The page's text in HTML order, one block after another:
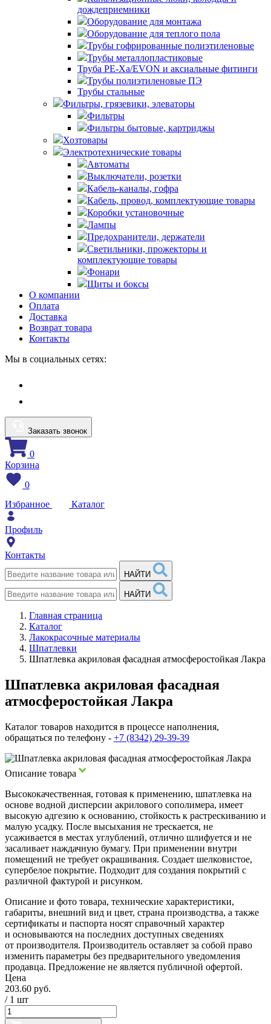
дождеприемники
Оборудование для монтажа
Оборудование для теплого пола
Трубы гофрированные полиэтиленовые
Трубы металлопластиковые
Труба PE-Xa/EVON и аксиальные фитинги
Трубы полиэтиленовые ПЭ
Трубы стальные
Фильтры, грязевики, элеваторы
Фильтры
Фильтры бытовые, картриджы
Хозтовары
Электротехнические товары
Автоматы
Выключатели, розетки
Кабель-каналы, гофра
Кабель, провод, комплектующие товары
Коробки установочные
Лампы
Предохранители, держатели
Светильники, прожекторы и
комплектующие товары
Фонари
Щиты и боксы
О компании
Оплата
Доставка
Возврат товара
Контакты
Мы в социальных сетях:
Заказать звонок
0
Корзина
0
Избранное
Каталог
Профиль
Контакты
НАЙТИ
НАЙТИ
Главная страница
Каталог
Лакокрасочные материалы
Шпатлевки
Шпатлевка акриловая фасадная атмосферостойкая Лакра
Шпатлевка акриловая фасадная
атмосферостойкая Лакра
Каталог товаров находится в процессе наполнения,
обращаться по телефону - +7 (8342) 29-39-39
Описание товара
Высококачественная, готовая к применению, шпатлевка на
основе водной дисперсии акрилового сополимера, имеет
высокую адгезию к основанию, стойкость к растрескиванию и
малую усадку. После высыхания не трескается, не
усаживается в местах углублений, отлично шлифуется и не
засаливает наждачную бумагу. При применении внутри
помещений не требует окрашивания. Создает шелковистое,
супербелое покрытие. Подходит для создания покрытий с
различной фактурой и рисунком.
Описание и фото товара, технические характеристики,
габариты, внешний вид и цвет, страна производства, а также
сертификаты и паспорта носят справочный характер
и основываются на последних доступных сведениях
от производителя. Производитель оставляет за собой право
изменить параметры без предварительного уведомления
продавца. Предложение не является публичной офертой.
Цена
203.60 руб.
/ 1 шт